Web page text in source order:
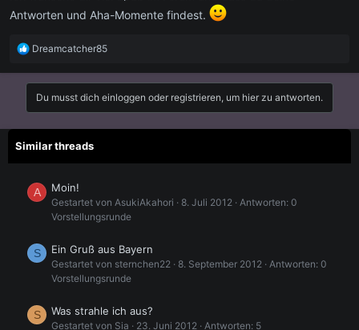
Antworten und Aha-Momente findest.
R
a
n
e
Dreamcatcher85
Du musst dich einloggen oder registrieren, um hier zu antworten.
Similar threads
A Moin!
Gestartet von AsukiAkahori 8. Juli 2012 Antworten: 0
Vorstellungsrunde
S Ein Gruß aus Bayern
Gestartet von sternchen22 8. September 2012
Antworten: 0
Vorstellungsrunde
S Was strahle ich aus?
Gestartet von Sia 23. Juni 2012
Antworten: 5